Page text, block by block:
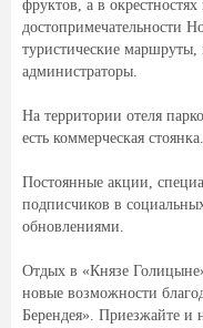
фруктов, а в
достопримечательности
туристические маршруты,
администраторы.
На территории отеля
есть коммерческая стоянка.
Постоянные акции,
подписчиков в
обновлениями.
Отдых в «Князе
новые возможности
Берендея». Приезжайте и